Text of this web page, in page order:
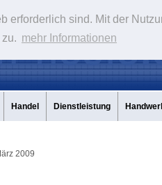
erforderlich sind. Mit der
mehr Informationen
Handel Dienstleistung
2009